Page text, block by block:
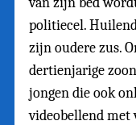
politiecel.
zijn oudere zus.
dertienjarige
jongen die ook
videobellend met